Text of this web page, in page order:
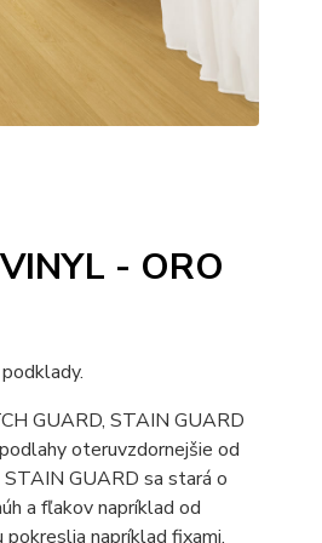
- ORO
GUARD, STAIN GUARD
oteruvzdornejšie od
GUARD sa stará o
a fľakov napríklad od
napríklad fixami,